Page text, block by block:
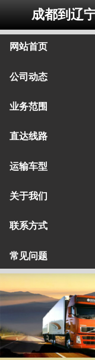
成都到辽
网站首页
公司动态
业务范围
直达线路
运输车型
关于我们
联系方式
常见问题